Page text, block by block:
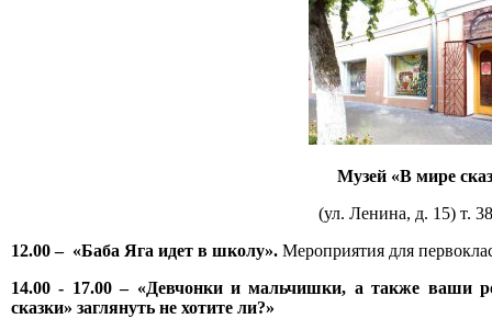
Музей «В мире
(ул. Ленина, д. 15) т.
12.00–«Баба Яга идет в школу». Мероприятия для
14.00 - 17.00–«Девчонки и мальчишки, а также ваши
сказки» заглянуть не хотите ли?»